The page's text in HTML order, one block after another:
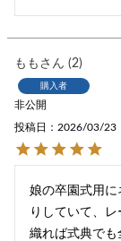
もも 2
購入者
非公開
投稿日 2026/03/23
娘の卒園式用
りしていて、
織れば式典で